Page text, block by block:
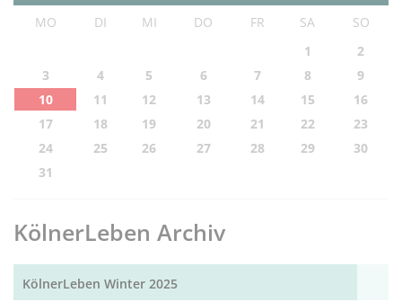
MO DI MI DO FR SA
SO
1
2
3
4 5 6 7 8
9
10
11 12 13 14 15
16
17
18 19 20 21 22
23
24
25 26 27 28 29
30
31
KölnerLeben Archiv
KölnerLeben Winter 2025